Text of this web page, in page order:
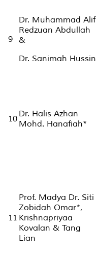
9
Dr. Muhammad Alif
Redzuan Abdullah
&
Dr. Sanimah Hussin
10 Dr. Halis Azhan
Mohd. Hanafiah*
11
Prof. Madya Dr. Siti
Zobidah Omar*,
Krishnapriyaa
Kovalan & Tang
Lian